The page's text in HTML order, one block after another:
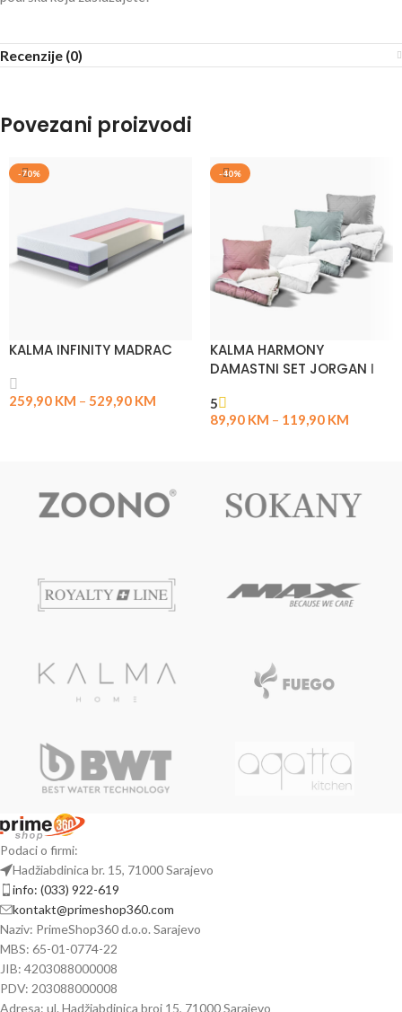
Recenzije (0)
Povezani proizvodi
-70%
KALMA INFINITY MADRAC
259,90 KM – 529,90 KM
-40%
KALMA HARMONY
DAMASTNI SET JORGAN I
5
89,90 KM – 119,90 KM
Podaci o firmi:
Hadžiabdinica br. 15, 71000 Sarajevo
info: (033) 922-619
kontakt@primeshop360.com
Naziv: PrimeShop360 d.o.o. Sarajevo
MBS: 65-01-0774-22
JIB: 4203088000008
PDV: 203088000008
Adresa: ul. Hadžiabdinica broj 15, 71000 Sarajevo